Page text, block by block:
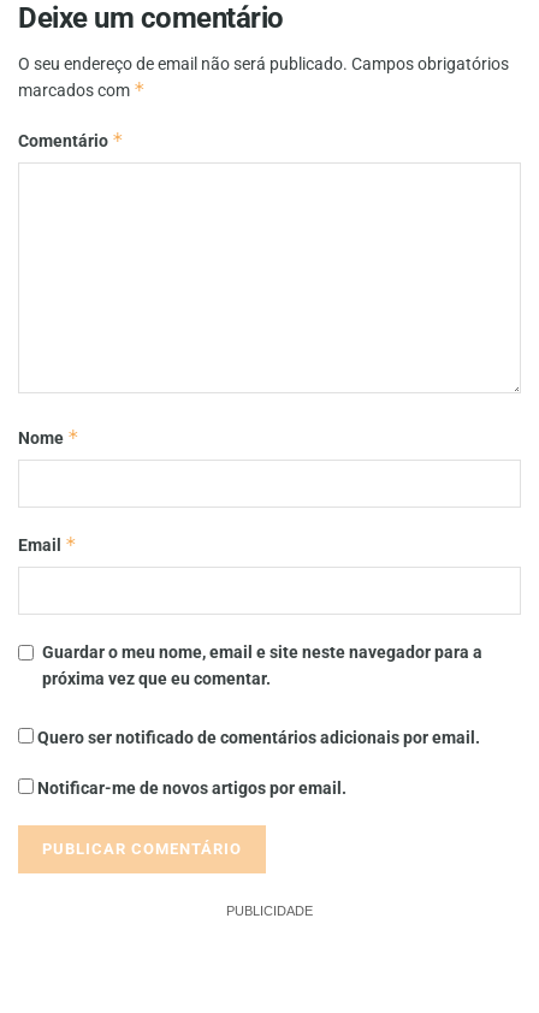
Deixe um comentário
O seu endereço de email não será publicado. Campos obrigatórios
marcados com *
Comentário *
Nome *
Email *
Guardar o meu nome, email e site neste navegador para a
próxima vez que eu comentar.
Quero ser notificado de comentários adicionais por email.
Notificar-me de novos artigos por email.
PUBLICIDADE